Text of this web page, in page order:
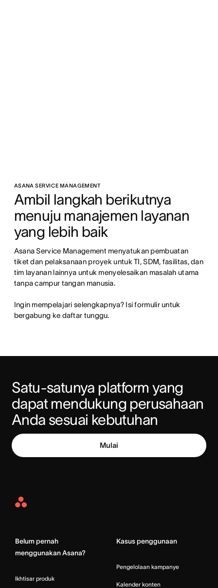
ASANA SERVICE MANAGEMENT
Ambil langkah berikutnya
menuju manajemen layanan
yang lebih baik
Asana Service Management menyatukan pembuatan
tiket dan pelaksanaan proyek untuk TI, SDM, fasilitas, dan
tim layanan lainnya untuk menyelesaikan masalah utama
tanpa campur tangan manusia.
Ingin mempelajari selengkapnya? Isi formulir untuk
bergabung ke daftar tunggu.
Satu-satunya platform yang
dapat mendukung perusahaan
Anda sesuai kebutuhan
Mulai
Asana
Belum pernah
menggunakan Asana?
Ikhtisar produk
Kasus penggunaan
Pengelolaan kampanye
Kalender konten